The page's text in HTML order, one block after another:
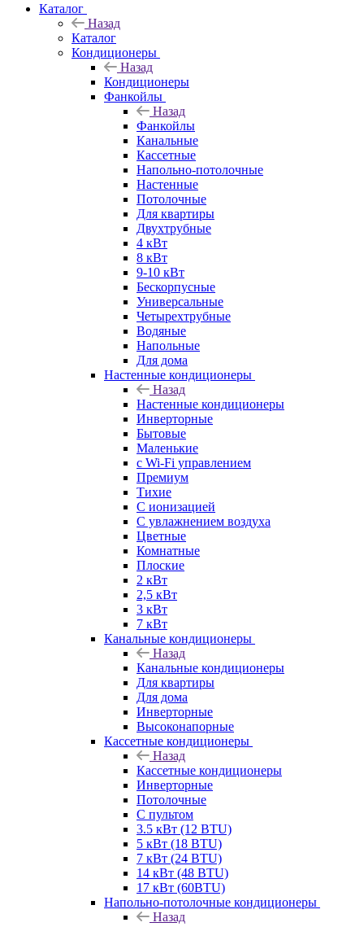
Каталог
Назад
Каталог
Кондиционеры
Назад
Кондиционеры
Фанкойлы
Назад
Фанкойлы
Канальные
Кассетные
Напольно-потолочные
Настенные
Потолочные
Для квартиры
Двухтрубные
4 кВт
8 кВт
9-10 кВт
Бескорпусные
Универсальные
Четырехтрубные
Водяные
Напольные
Для дома
Настенные кондиционеры
Назад
Настенные кондиционеры
Инверторные
Бытовые
Маленькие
с Wi-Fi управлением
Премиум
Тихие
С ионизацией
С увлажнением воздуха
Цветные
Комнатные
Плоские
2 кВт
2,5 кВт
3 кВт
7 кВт
Канальные кондиционеры
Назад
Канальные кондиционеры
Для квартиры
Для дома
Инверторные
Высоконапорные
Кассетные кондиционеры
Назад
Кассетные кондиционеры
Инверторные
Потолочные
С пультом
3.5 кВт (12 BTU)
5 кВт (18 BTU)
7 кВт (24 BTU)
14 кВт (48 BTU)
17 кВт (60BTU)
Напольно-потолочные кондиционеры
Назад